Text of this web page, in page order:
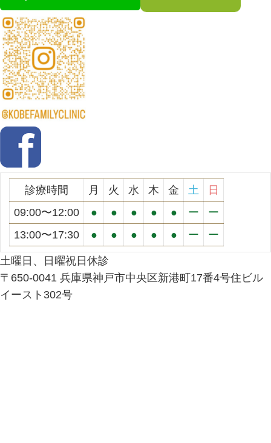
診療時間 月 火 水 木 金 土
日
09:00〜12:00
● ● ● ● ● ー
ー
13:00〜17:30
● ● ● ● ● ー ー
土曜日、日曜祝日休診
〒650-0041 兵庫県神戸市中央区新港町17番4号住ビル
イースト302号